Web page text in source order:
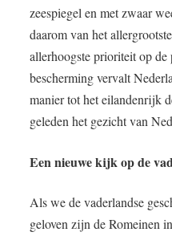
zeespiegel en met zwaar
daarom van het
allerhoogste prioriteit op de
bescherming vervalt
manier tot het eilandenrijk
geleden het gezicht van
Een nieuwe kijk op de
Als we de vaderlandse
geloven zijn de Romeinen